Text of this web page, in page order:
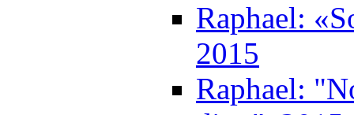
Raphael:
2015
Raphael: